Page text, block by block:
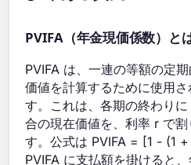
PVIFA（年金現価係数）と
PVIFA は、一連の等額の定
価値を計算するために使用
す。これは、各期の終わり
合の現在価値を、利率 r で
す。公式は PVIFA = [1 - (1
PVIFA に支払額を掛けると